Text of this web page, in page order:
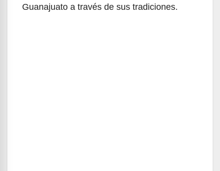
Guanajuato a través de sus tradiciones.